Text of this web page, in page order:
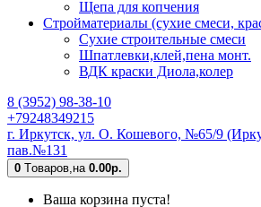
Щепа для копчения
Стройматериалы (сухие смеси,
Сухие строительные смеси
Шпатлевки,клей,пена монт.
ВДК краски Диола,колер
8 (3952) 98-38-10
+79248349215
г. Иркутск, ул. О. Кошевого, №65/9
пав.№131
0 Tоваров, на 0.00р.
Ваша корзина пуста!